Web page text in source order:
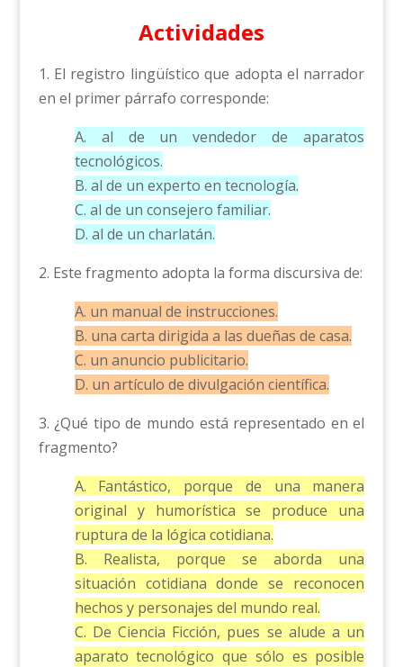
Actividades
1. El registro lingüístico que adopta el narrador
en el primer párrafo corresponde:
A. al de un vendedor de aparatos
tecnológicos.
B. al de un experto en tecnología.
C. al de un consejero familiar.
D. al de un charlatán.
2. Este fragmento adopta la forma discursiva de:
A. un manual de instrucciones.
B. una carta dirigida a las dueñas de casa.
C. un anuncio publicitario.
D. un artículo de divulgación científica.
3. ¿Qué tipo de mundo está representado en el
fragmento?
A. Fantástico, porque de una manera
original y humorística se produce una
ruptura de la lógica cotidiana.
B. Realista, porque se aborda una
situación cotidiana donde se reconocen
hechos y personajes del mundo real.
C. De Ciencia Ficción, pues se alude a un
aparato tecnológico que sólo es posible